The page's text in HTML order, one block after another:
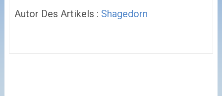
Autor Des Artikels : Shagedorn